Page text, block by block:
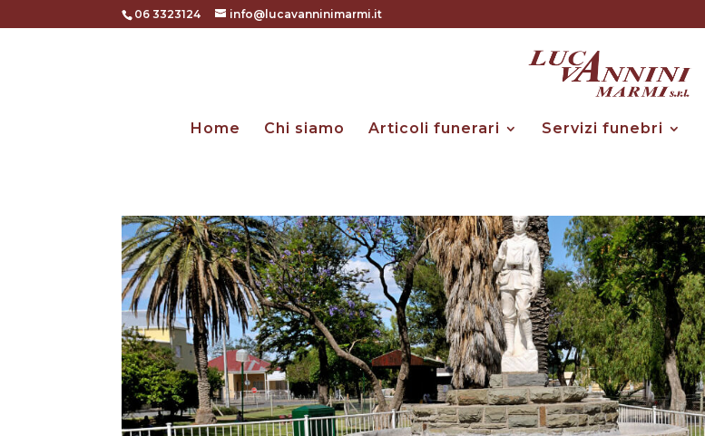
06 3323124 info@lucavanninimarmi.it
Home Chi siamo Articoli funerari Servizi funebri